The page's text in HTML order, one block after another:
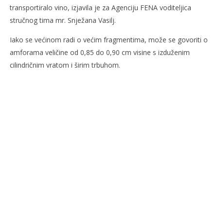
transportiralo vino, izjavila je za Agenciju FENA voditeljica
stručnog tima mr. Snježana Vasilj.
Iako se većinom radi o većim fragmentima, može se govoriti o
amforama veličine od 0,85 do 0,90 cm visine s izduženim
cilindričnim vratom i širim trbuhom.